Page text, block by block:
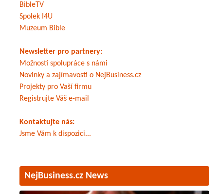
BibleTV
Spolek I4U
Muzeum Bible
Newsletter pro partnery:
Možnosti spolupráce s námi
Novinky a zajímavosti o NejBusiness.cz
Projekty pro Vaší firmu
Registrujte Váš e-mail
Kontaktujte nás:
Jsme Vám k dispozici...
NejBusiness.cz News